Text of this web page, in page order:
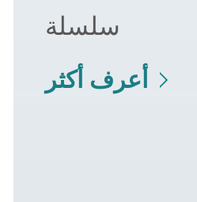
سلسلة
أعرف أكثر